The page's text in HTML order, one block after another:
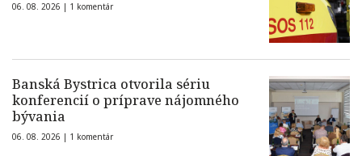
06. 08. 2026 | 1 komentár
Banská Bystrica otvorila sériu
konferencií o príprave nájomného
bývania
06. 08. 2026 | 1 komentár